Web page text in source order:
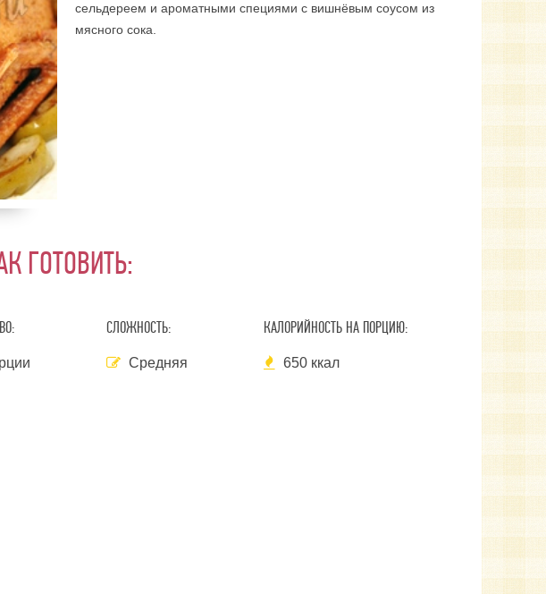
сельдереем и ароматными специями с вишнёвым соусом из
мясного сока.
ГОТОВИТЬ:
СЛОЖНОСТЬ:
Средняя
КАЛОРИЙНОСТЬ НА ПОРЦИЮ:
650 ккал